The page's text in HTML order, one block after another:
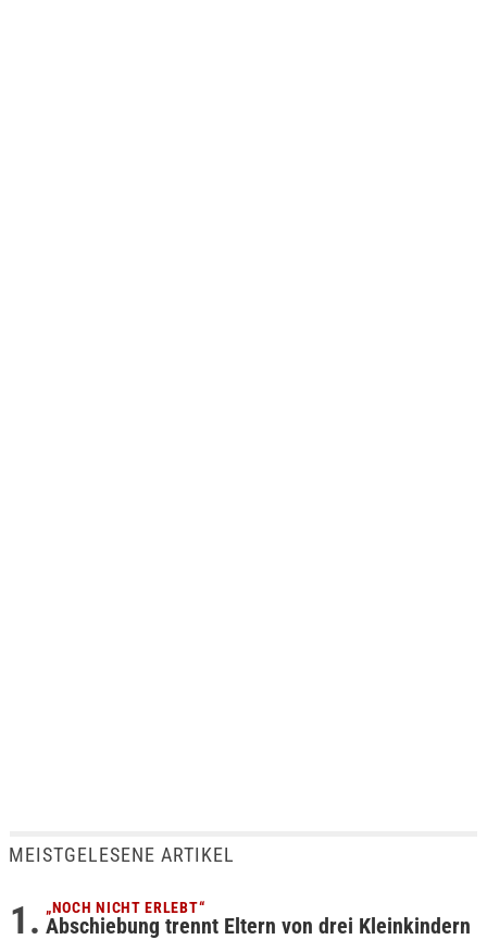
MEISTGELESENE ARTIKEL
„NOCH NICHT ERLEBT“
Abschiebung trennt Eltern von drei Kleinkindern